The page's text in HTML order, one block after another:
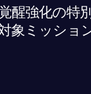
醒強化の特
象ミッショ